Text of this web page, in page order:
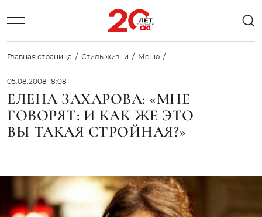
Главная страница Стиль жизни Меню
05.08.2008 18:08
ЕЛЕНА ЗАХАРОВА: «МНЕ
ГОВОРЯТ: И КАК ЖЕ ЭТО
ВЫ ТАКАЯ СТРОЙНАЯ?»